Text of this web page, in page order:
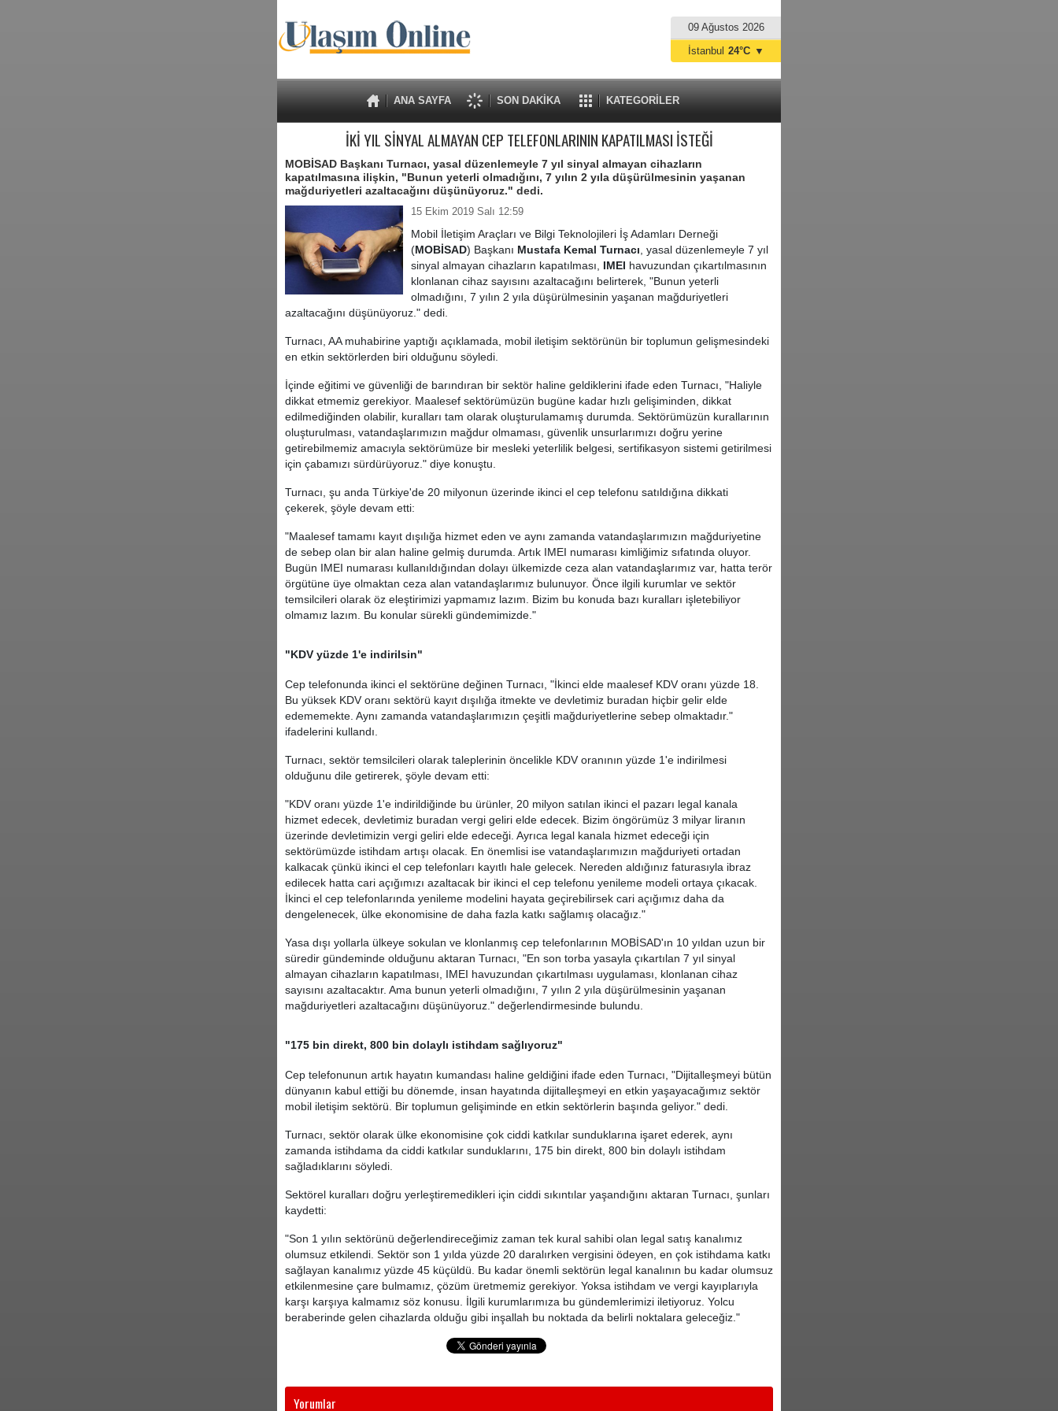
09 Ağustos 2026
ANA SAYFA SON DAKİKA KATEGORİLER
İstanbul 24°C ▼
İKİ YIL SİNYAL ALMAYAN CEP TELEFONLARININ KAPATILMASI İSTEĞİ
MOBİSAD Başkanı Turnacı, yasal düzenlemeyle 7 yıl sinyal almayan cihazların
kapatılmasına ilişkin, "Bunun yeterli olmadığını, 7 yılın 2 yıla düşürülmesinin yaşanan
mağduriyetleri azaltacağını düşünüyoruz." dedi.
15 Ekim 2019 Salı 12:59
Mobil İletişim Araçları ve Bilgi Teknolojileri İş Adamları Derneği
(MOBİSAD) Başkanı Mustafa Kemal Turnacı , yasal düzenlemeyle 7 yıl
sinyal almayan cihazların kapatılması, IMEI havuzundan çıkartılmasının
klonlanan cihaz sayısını azaltacağını belirterek, "Bunun yeterli
olmadığını, 7 yılın 2 yıla düşürülmesinin yaşanan mağduriyetleri
azaltacağını düşünüyoruz." dedi.
Turnacı, AA muhabirine yaptığı açıklamada, mobil iletişim sektörünün bir toplumun gelişmesindeki
en etkin sektörlerden biri olduğunu söyledi.
İçinde eğitimi ve güvenliği de barındıran bir sektör haline geldiklerini ifade eden Turnacı, "Haliyle
dikkat etmemiz gerekiyor. Maalesef sektörümüzün bugüne kadar hızlı gelişiminden, dikkat
edilmediğinden olabilir, kuralları tam olarak oluşturulamamış durumda. Sektörümüzün kurallarının
oluşturulması, vatandaşlarımızın mağdur olmaması, güvenlik unsurlarımızı doğru yerine
getirebilmemiz amacıyla sektörümüze bir mesleki yeterlilik belgesi, sertifikasyon sistemi getirilmesi
için çabamızı sürdürüyoruz." diye konuştu.
Turnacı, şu anda Türkiye'de 20 milyonun üzerinde ikinci el cep telefonu satıldığına dikkati
çekerek, şöyle devam etti:
"Maalesef tamamı kayıt dışılığa hizmet eden ve aynı zamanda vatandaşlarımızın mağduriyetine
de sebep olan bir alan haline gelmiş durumda. Artık IMEI numarası kimliğimiz sıfatında oluyor.
Bugün IMEI numarası kullanıldığından dolayı ülkemizde ceza alan vatandaşlarımız var, hatta terör
örgütüne üye olmaktan ceza alan vatandaşlarımız bulunuyor. Önce ilgili kurumlar ve sektör
temsilcileri olarak öz eleştirimizi yapmamız lazım. Bizim bu konuda bazı kuralları işletebiliyor
olmamız lazım. Bu konular sürekli gündemimizde."
"KDV yüzde 1'e indirilsin"
Cep telefonunda ikinci el sektörüne değinen Turnacı, "İkinci elde maalesef KDV oranı yüzde 18.
Bu yüksek KDV oranı sektörü kayıt dışılığa itmekte ve devletimiz buradan hiçbir gelir elde
edememekte. Aynı zamanda vatandaşlarımızın çeşitli mağduriyetlerine sebep olmaktadır."
ifadelerini kullandı.
Turnacı, sektör temsilcileri olarak taleplerinin öncelikle KDV oranının yüzde 1'e indirilmesi
olduğunu dile getirerek, şöyle devam etti:
"KDV oranı yüzde 1'e indirildiğinde bu ürünler, 20 milyon satılan ikinci el pazarı legal kanala
hizmet edecek, devletimiz buradan vergi geliri elde edecek. Bizim öngörümüz 3 milyar liranın
üzerinde devletimizin vergi geliri elde edeceği. Ayrıca legal kanala hizmet edeceği için
sektörümüzde istihdam artışı olacak. En önemlisi ise vatandaşlarımızın mağduriyeti ortadan
kalkacak çünkü ikinci el cep telefonları kayıtlı hale gelecek. Nereden aldığınız faturasıyla ibraz
edilecek hatta cari açığımızı azaltacak bir ikinci el cep telefonu yenileme modeli ortaya çıkacak.
İkinci el cep telefonlarında yenileme modelini hayata geçirebilirsek cari açığımız daha da
dengelenecek, ülke ekonomisine de daha fazla katkı sağlamış olacağız."
Yasa dışı yollarla ülkeye sokulan ve klonlanmış cep telefonlarının MOBİSAD'ın 10 yıldan uzun bir
süredir gündeminde olduğunu aktaran Turnacı, "En son torba yasayla çıkartılan 7 yıl sinyal
almayan cihazların kapatılması, IMEI havuzundan çıkartılması uygulaması, klonlanan cihaz
sayısını azaltacaktır. Ama bunun yeterli olmadığını, 7 yılın 2 yıla düşürülmesinin yaşanan
mağduriyetleri azaltacağını düşünüyoruz." değerlendirmesinde bulundu.
"175 bin direkt, 800 bin dolaylı istihdam sağlıyoruz"
Cep telefonunun artık hayatın kumandası haline geldiğini ifade eden Turnacı, "Dijitalleşmeyi bütün
dünyanın kabul ettiği bu dönemde, insan hayatında dijitalleşmeyi en etkin yaşayacağımız sektör
mobil iletişim sektörü. Bir toplumun gelişiminde en etkin sektörlerin başında geliyor." dedi.
Turnacı, sektör olarak ülke ekonomisine çok ciddi katkılar sunduklarına işaret ederek, aynı
zamanda istihdama da ciddi katkılar sunduklarını, 175 bin direkt, 800 bin dolaylı istihdam
sağladıklarını söyledi.
Sektörel kuralları doğru yerleştiremedikleri için ciddi sıkıntılar yaşandığını aktaran Turnacı, şunları
kaydetti:
"Son 1 yılın sektörünü değerlendireceğimiz zaman tek kural sahibi olan legal satış kanalımız
olumsuz etkilendi. Sektör son 1 yılda yüzde 20 daralırken vergisini ödeyen, en çok istihdama katkı
sağlayan kanalımız yüzde 45 küçüldü. Bu kadar önemli sektörün legal kanalının bu kadar olumsuz
etkilenmesine çare bulmamız, çözüm üretmemiz gerekiyor. Yoksa istihdam ve vergi kayıplarıyla
karşı karşıya kalmamız söz konusu. İlgili kurumlarımıza bu gündemlerimizi iletiyoruz. Yolcu
beraberinde gelen cihazlarda olduğu gibi inşallah bu noktada da belirli noktalara geleceğiz."
Yorumlar